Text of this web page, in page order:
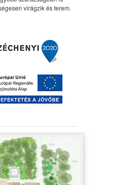
virágzik és terem.